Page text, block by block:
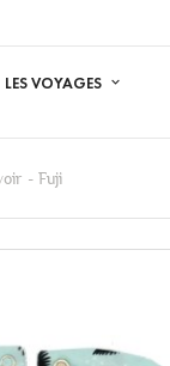
LES VOYAGES
- Fuji